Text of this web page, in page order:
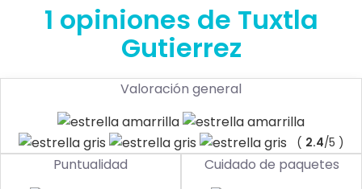
1 opiniones de Tuxtla
Gutierrez
Valoración general
( 2.4/5 )
Puntualidad Cuidado de paquetes